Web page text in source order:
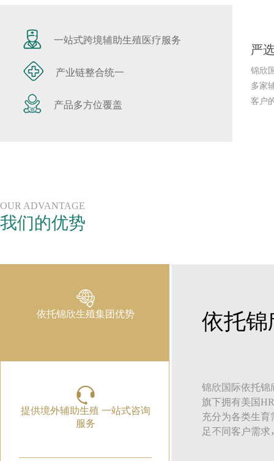
一站式跨境辅助生殖医疗服务
产业链整合统一
产品多方位覆盖
严
锦欣
多家
客户
OUR ADVANTAGE
我们的优势
依托锦欣生殖集团优势
提供境外辅助生殖 一站式咨询
服务
依托锦
锦欣国际依托锦
旗下拥有美国
充分为各类生育
足不同客户需